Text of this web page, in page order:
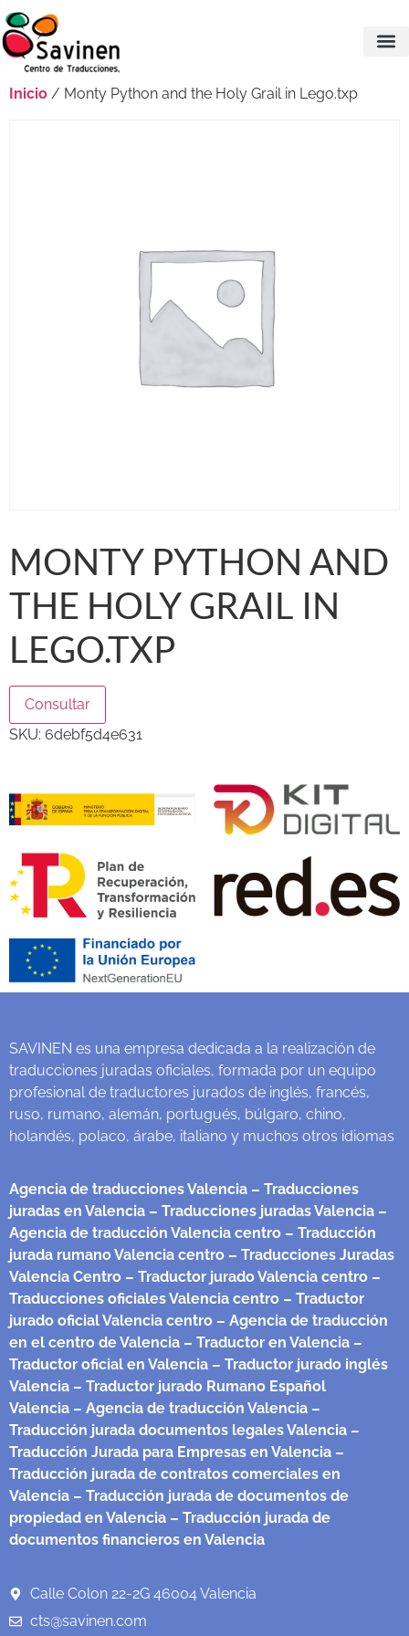
Inicio / Monty Python and the Holy Grail in Lego.txp
MONTY PYTHON AND
THE HOLY GRAIL IN
LEGO.TXP
Consultar
SKU: 6debf5d4e631
SAVINEN es una empresa dedicada a la realización de
traducciones juradas oficiales, formada por un equipo
profesional de traductores jurados de inglés, francés,
ruso, rumano, alemán, portugués, búlgaro, chino,
holandés, polaco, árabe, italiano y muchos otros idiomas
Agencia de traducciones Valencia – Traducciones
juradas en Valencia – Traducciones juradas Valencia –
Agencia de traducción Valencia centro – Traducción
jurada rumano Valencia centro – Traducciones Juradas
Valencia Centro – Traductor jurado Valencia centro –
Traducciones oficiales Valencia centro – Traductor
jurado oficial Valencia centro – Agencia de traducción
en el centro de Valencia – Traductor en Valencia –
Traductor oficial en Valencia – Traductor jurado inglés
Valencia – Traductor jurado Rumano Español
Valencia – Agencia de traducción Valencia –
Traducción jurada documentos legales Valencia –
Traducción Jurada para Empresas en Valencia –
Traducción jurada de contratos comerciales en
Valencia – Traducción jurada de documentos de
propiedad en Valencia – Traducción jurada de
documentos financieros en Valencia
Calle Colon 22-2G 46004 Valencia
cts@savinen.com